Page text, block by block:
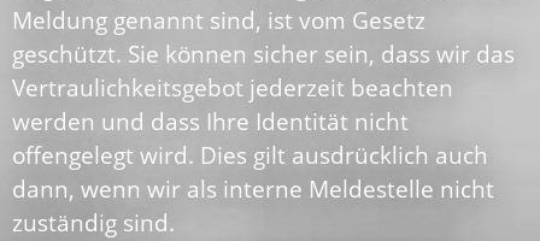
Meldung genannt sind, ist vom Gesetz
geschützt. Sie können sicher sein, dass wir das
Vertraulichkeitsgebot jederzeit beachten
werden und dass Ihre Identität nicht
offengelegt wird. Dies gilt ausdrücklich auch
dann, wenn wir als interne Meldestelle nicht
zuständig sind.